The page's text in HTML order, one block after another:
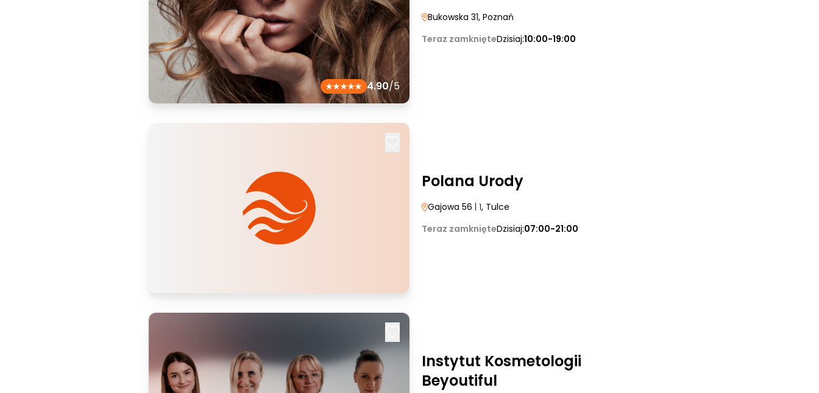
4.90/5
Bukowska 31, Poznań
Teraz zamknięteDzisiaj:10:00-19:00
Polana Urody
Gajowa 56 | 1, Tulce
Teraz zamknięteDzisiaj:07:00-21:00
Instytut Kosmetologii
Beyoutiful